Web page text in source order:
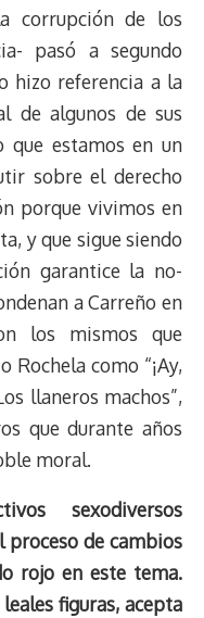
corrupción de los
pasó a segundo
hizo referencia a la
de algunos de sus
que estamos en un
sobre el derecho
porque vivimos en
y que sigue siendo
garantice la no-
a Carreño en
los mismos que
Rochela como “¡Ay,
llaneros machos”,
que durante años
moral.
sexodiversos
proceso de cambios
rojo en este tema.
figuras, acepta